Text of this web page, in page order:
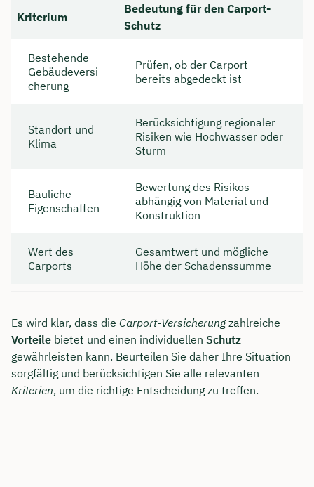
Kriterium
Bedeutung für den Carport-
Schutz
Bestehende
Gebäudeversi
cherung
Prüfen, ob der Carport
bereits abgedeckt ist
Standort und
Klima
Berücksichtigung regionaler
Risiken wie Hochwasser oder
Sturm
Bauliche
Eigenschaften
Bewertung des Risikos
abhängig von Material und
Konstruktion
Wert des
Carports
Gesamtwert und mögliche
Höhe der Schadenssumme
Es wird klar, dass die Carport-Versicherungzahlreiche
Vorteile bietet und einen individuellen Schutz
gewährleisten kann. Beurteilen Sie daher Ihre Situation
sorgfältig und berücksichtigen Sie alle relevanten
Kriterien, um die richtige Entscheidung zu treffen.